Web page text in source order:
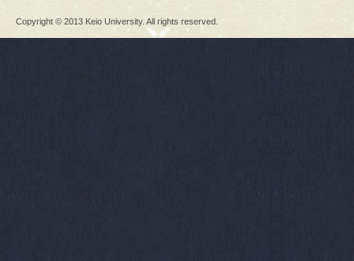
Copyright © 2013 Keio University. All rights reserved.